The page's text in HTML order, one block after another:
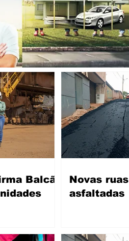
Balcão
Novas ruas
asfaltadas